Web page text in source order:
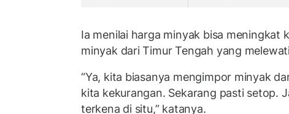
Ia menilai harga minyak bisa meningkat
minyak dari Timur Tengah yang
“Ya, kita biasanya mengimpor minyak
kita kekurangan. Sekarang pasti setop.
terkena di situ,” katanya.